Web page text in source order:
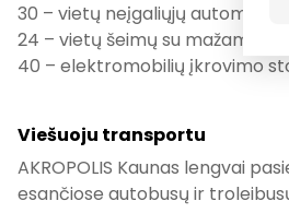
30 – vietų neįgaliųjų
24 – vietų šeimų su
40 – elektromobilių įkrovimo
Viešuoju transportu
AKROPOLIS Kaunas lengvai
esančiose autobusų ir